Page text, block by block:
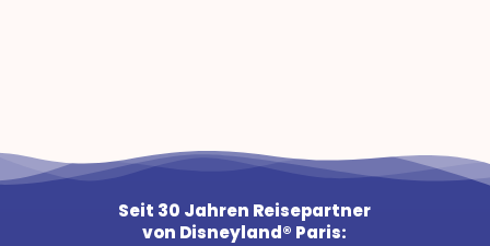
Seit 30 Jahren Reisepartner
von Disneyland® Paris: